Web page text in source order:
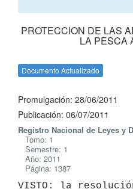
PROTECCION DE LAS
LA PESCA
Documento Actualizado
Promulgación: 28/06/2011
Publicación: 06/07/2011
Registro Nacional de Leyes y
Tomo: 1
Semestre: 1
Año: 2011
Página: 1387
VISTO: la